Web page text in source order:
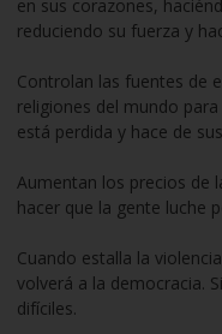
en sus corazones,
reduciendo su fuerza y
Controlan las fuentes de
religiones del mundo
está perdida y hace de
Aumentan los precios de
hacer que la gente luche
Cuando estalla la
volverá a la democracia.
difíciles.